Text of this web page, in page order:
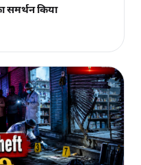
समर्थन किया